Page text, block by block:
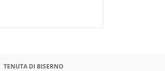
TENUTA DI BISERNO